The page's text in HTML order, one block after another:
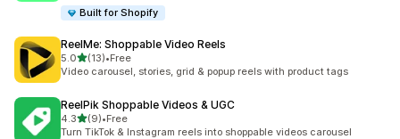
Built for Shopify
ReelMe: Shoppable Video Reels
5.0별 5개 중
(13)
총 리뷰 13개
•Free
Video carousel, stories, grid & popup reels with product tags
ReelPik Shoppable Videos & UGC
4.3별 5개 중
(9)
총 리뷰 9개
•Free
Turn TikTok & Instagram reels into shoppable videos carousel